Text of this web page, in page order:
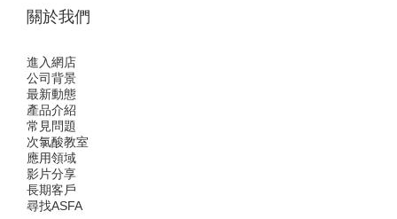
關於我們
進入網店
公司背景
最新動態
產品介紹
常見問題
次氯酸教室
應用領域
影片分享
長期客戶
尋找ASFA